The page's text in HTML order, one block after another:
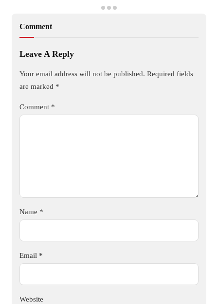
Comment
Leave A Reply
Your email address will not be published. Required fields
are marked *
Comment *
Name *
Email *
Website